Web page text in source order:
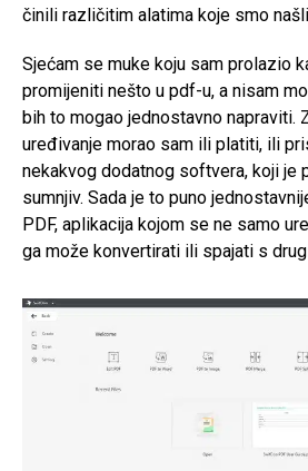
činili različitim alatima koje smo
Sjećam se muke koju sam prolazio
promijeniti nešto u pdf-u, a nisam
bih to mogao jednostavno napraviti.
uređivanje morao sam ili platiti, ili
nekakvog dodatnog softvera, koji je
sumnjiv. Sada je to puno
PDF, aplikacija kojom se ne samo
ga može konvertirati ili spajati s